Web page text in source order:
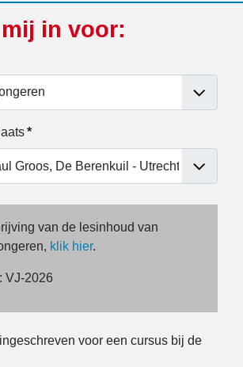
in voor:
*
moment geduld... de
wordt opgehaald.
van de lesinhoud van
klik hier.
VJ-2026
voor een cursus bij de